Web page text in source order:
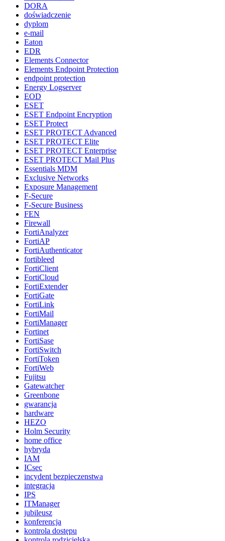
DORA
doświadczenie
dyplom
e-mail
Eaton
EDR
Elements Connector
Elements Endpoint Protection
endpoint protection
Energy Logserver
EOD
ESET
ESET Endpoint Encryption
ESET Protect
ESET PROTECT Advanced
ESET PROTECT Elite
ESET PROTECT Enterprise
ESET PROTECT Mail Plus
Essentials MDM
Exclusive Networks
Exposure Management
F-Secure
F-Secure Business
FEN
Firewall
FortiAnalyzer
FortiAP
FortiAuthenticator
fortibleed
FortiClient
FortiCloud
FortiExtender
FortiGate
FortiLink
FortiMail
FortiManager
Fortinet
FortiSase
FortiSwitch
FortiToken
FortiWeb
Fujitsu
Gatewatcher
Greenbone
gwarancja
hardware
HEZO
Holm Security
home office
hybryda
IAM
ICsec
incydent bezpieczenstwa
integracja
IPS
ITManager
jubileusz
konferencja
kontrola dostępu